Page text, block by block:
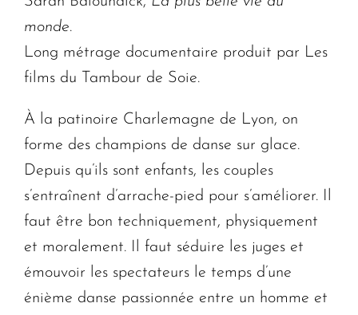
monde.
Long métrage documentaire produit par Les
films du Tambour de Soie.
À la patinoire Charlemagne de Lyon, on
forme des champions de danse sur glace.
Depuis qu’ils sont enfants, les couples
s’entraînent d’arrache-pied pour s’améliorer. Il
faut être bon techniquement, physiquement
et moralement. Il faut séduire les juges et
émouvoir les spectateurs le temps d’une
énième danse passionnée entre un homme et